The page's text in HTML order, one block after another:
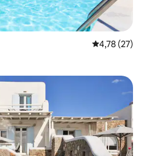
Gemiddelde
4,78 (27)